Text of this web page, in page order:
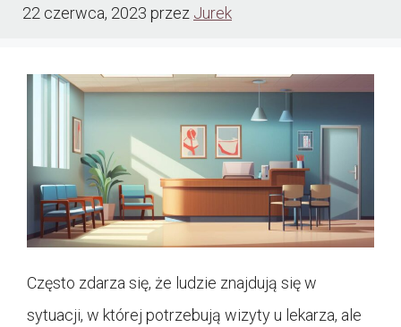
22 czerwca, 2023 przez Jurek
Często zdarza się, że ludzie znajdują się w
sytuacji, w której potrzebują wizyty u lekarza, ale